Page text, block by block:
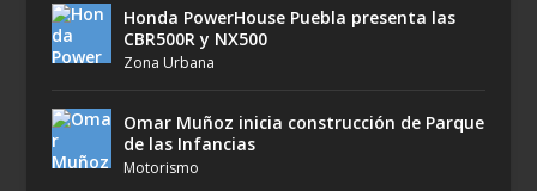
Honda PowerHouse Puebla presenta las
CBR500R y NX500
Zona Urbana
Omar Muñoz inicia construcción de Parque
de las Infancias
Motorismo